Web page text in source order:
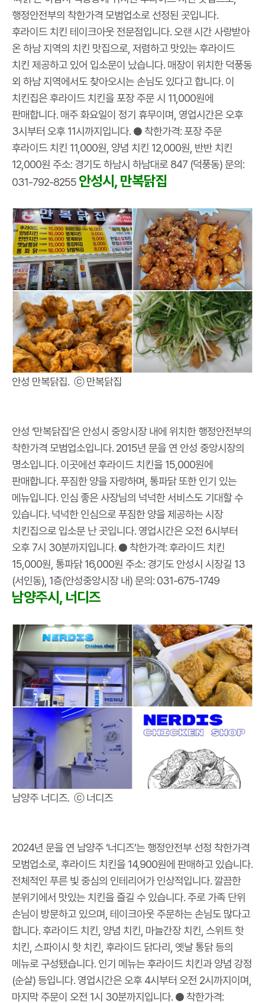
행정안전부의 착한가격 모범업소로 선정된 곳입니다.
후라이드 치킨 테이크아웃 전문점입니다. 오랜 시간 사랑받아
온 하남 지역의 치킨 맛집으로, 저렴하고 맛있는 후라이드
치킨 제공하고 있어 입소문이 났습니다. 매장이 위치한 덕풍동
외 하남 지역에서도 찾아오시는 손님도 있다고 합니다. 이
치킨집은 후라이드 치킨을 포장 주문 시 11,000원에
판매합니다. 매주 화요일이 정기 휴무이며, 영업시간은 오후
3시부터 오후 11시까지입니다. ● 착한가격: 포장 주문
후라이드 치킨 11,000원, 양념 치킨 12,000원, 반반 치킨
12,000원 주소: 경기도 하남시 하남대로 847 (덕풍동) 문의:
031-792-8255 안성시, 만복닭집
안성 만복닭집. ⓒ 만복닭집
안성 ‘만복닭집’은 안성시 중앙시장 내에 위치한 행정안전부의
착한가격 모범업소입니다. 2015년 문을 연 안성 중앙시장의
명소입니다. 이곳에선 후라이드 치킨을 15,000원에
판매합니다. 푸짐한 양을 자랑하며, 통파닭 또한 인기 있는
메뉴입니다. 인심 좋은 사장님의 넉넉한 서비스도 기대할 수
있습니다. 넉넉한 인심으로 푸짐한 양을 제공하는 시장
치킨집으로 입소문 난 곳입니다. 영업시간은 오전 6시부터
오후 7시 30분까지입니다. ● 착한가격: 후라이드 치킨
15,000원, 통파닭 16,000원 주소: 경기도 안성시 시장길 13
(서인동), 1층(안성중앙시장 내) 문의: 031-675-1749
남양주시, 너디즈
남양주 너디즈. ⓒ 너디즈
2024년 문을 연 남양주 ‘너디즈’는 행정안전부 선정 착한가격
모범업소로, 후라이드 치킨을 14,900원에 판매하고 있습니다.
전체적인 푸른 빛 중심의 인테리어가 인상적입니다. 깔끔한
분위기에서 맛있는 치킨을 즐길 수 있습니다. 주로 가족 단위
손님이 방문하고 있으며, 테이크아웃 주문하는 손님도 많다고
합니다. 후라이드 치킨, 양념 치킨, 마늘간장 치킨, 스위트 핫
치킨, 스파이시 핫 치킨, 후라이드 닭다리, 옛날 통닭 등의
메뉴로 구성됐습니다. 인기 메뉴는 후라이드 치킨과 양념 강정
(순살) 등입니다. 영업시간은 오후 4시부터 오전 2시까지이며,
마지막 주문이 오전 1시 30분까지입니다. ● 착한가격: